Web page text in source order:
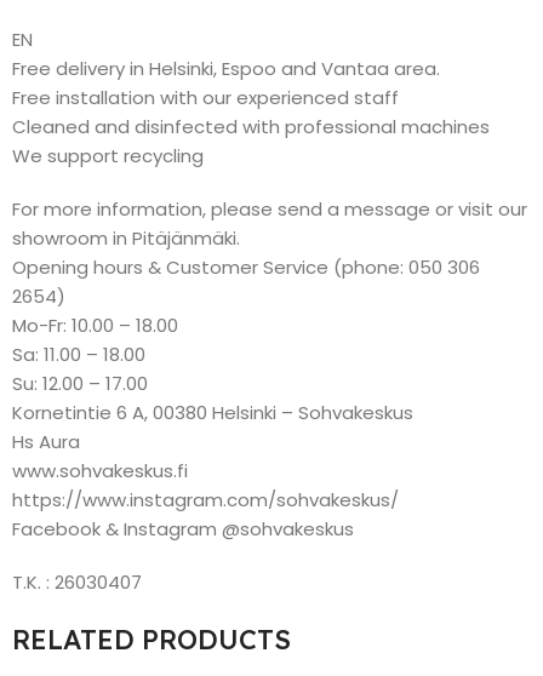
EN
Free delivery in Helsinki, Espoo and Vantaa area.
Free installation with our experienced staff
Cleaned and disinfected with professional machines
We support recycling
For more information, please send a message or visit our
showroom in Pitäjänmäki.
Opening hours & Customer Service (phone: 050 306
2654)
Mo-Fr: 10.00 – 18.00
Sa: 11.00 – 18.00
Su: 12.00 – 17.00
Kornetintie 6 A, 00380 Helsinki – Sohvakeskus
Hs Aura
www.sohvakeskus.fi
https://www.instagram.com/sohvakeskus/
Facebook & Instagram @sohvakeskus
T.K. : 26030407
RELATED PRODUCTS